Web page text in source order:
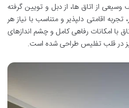
از اتاق ها، از دبل و تویین گرفته
اقامتی دلپذیر و متناسب با نیاز هر
با امکانات رفاهی کامل و چشم اندازهای
در قلب تفلیس طراحی شده است.